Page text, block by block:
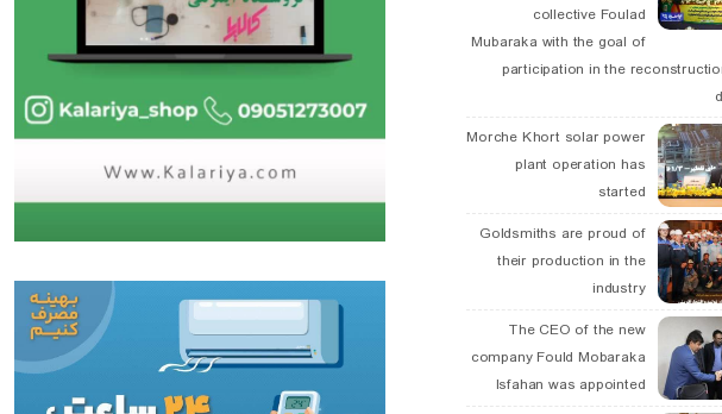
collective Foulad
Mubaraka with the goal of
participation in the
Morche Khort solar power
plant operation has
started
Goldsmiths are proud of
their production in the
industry
The CEO of the new
company Fould Mobaraka
Isfahan was appointed